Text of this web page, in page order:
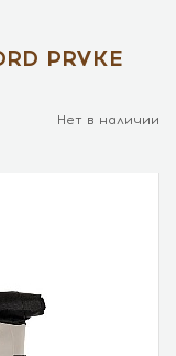
PRVKE
Нет в наличии